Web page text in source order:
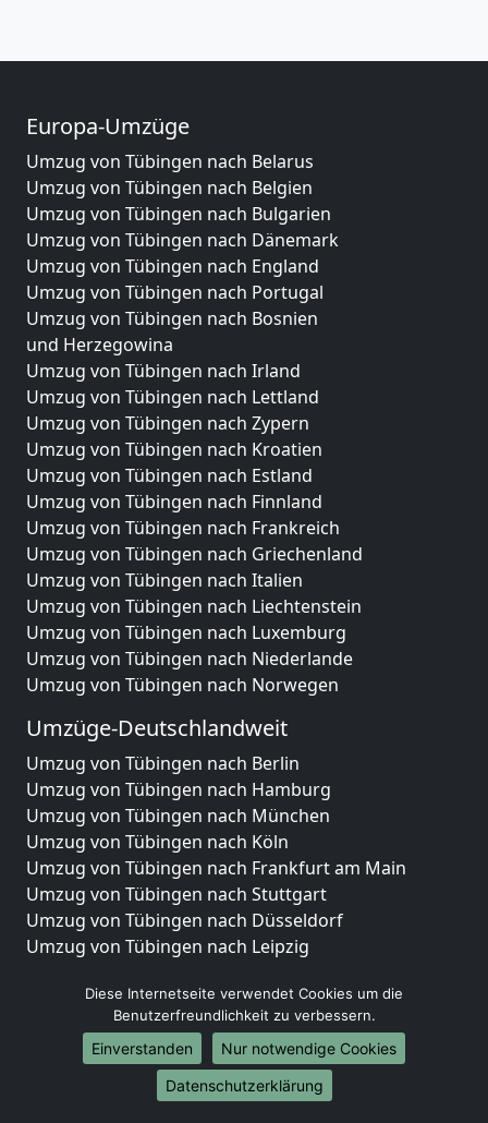
Europa-Umzüge
Umzug von Tübingen nach Belarus
Umzug von Tübingen nach Belgien
Umzug von Tübingen nach Bulgarien
Umzug von Tübingen nach Dänemark
Umzug von Tübingen nach England
Umzug von Tübingen nach Portugal
Umzug von Tübingen nach Bosnien
und Herzegowina
Umzug von Tübingen nach Irland
Umzug von Tübingen nach Lettland
Umzug von Tübingen nach Zypern
Umzug von Tübingen nach Kroatien
Umzug von Tübingen nach Estland
Umzug von Tübingen nach Finnland
Umzug von Tübingen nach Frankreich
Umzug von Tübingen nach Griechenland
Umzug von Tübingen nach Italien
Umzug von Tübingen nach Liechtenstein
Umzug von Tübingen nach Luxemburg
Umzug von Tübingen nach Niederlande
Umzug von Tübingen nach Norwegen
Umzüge-Deutschlandweit
Umzug von Tübingen nach Berlin
Umzug von Tübingen nach Hamburg
Umzug von Tübingen nach München
Umzug von Tübingen nach Köln
Umzug von Tübingen nach Frankfurt am Main
Umzug von Tübingen nach Stuttgart
Umzug von Tübingen nach Düsseldorf
Umzug von Tübingen nach Leipzig
Umzug von Tübingen nach Essen
Umzug von Tübingen nach Bremen
Umzug von Tübingen nach Dresden
Umzug von Tübingen nach Hannover
Umzug von Tübingen nach Nürnberg
Diese Internetseite verwendet Cookies um die
Benutzerfreundlichkeit zu verbessern.
Einverstanden
Nur notwendige Cookies
Datenschutzerklärung